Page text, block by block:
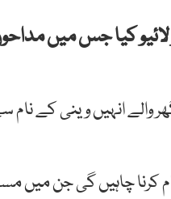
لائیو کیا جس میں
انہیں وینی کے نام
کرنا چاہیں گی جن میں